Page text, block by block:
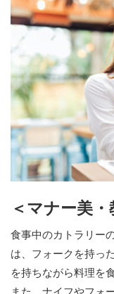
＜マナー美
食事中のカトラリー
は、フォークを持っ
を持ちながら料理を
また、ナイフやフォ